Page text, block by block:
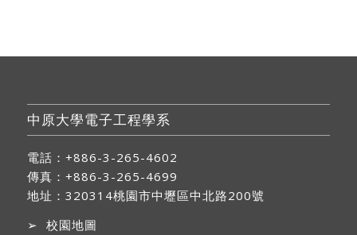
中原大學電子工程學系
電話：+886-3-265-4602
傳真：+886-3-265-4699
地址： 320314桃園市中壢區中北路200號
➢ 校園地圖